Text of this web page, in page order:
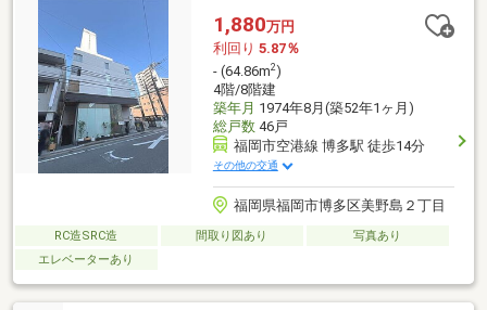
1,880万円
利回り 5.87％
- (64.86m2)
4階/8階建
築年月 1974年8月(築52年1ヶ月)
総戸数46戸
福岡市空港線 博多駅 徒歩14分
その他の交通
福岡県福岡市博多区美野島２丁目
RC造SRC造 間取り図あり
写真あり
エレベーターあり